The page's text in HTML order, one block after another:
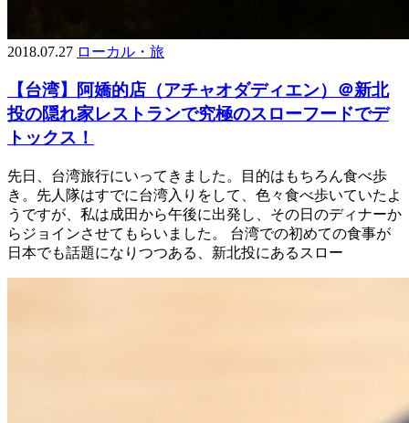
2018.07.27 ローカル・旅
【台湾】阿嬌的店（アチャオダディエン）＠新北
投の隠れ家レストランで究極のスローフードでデ
トックス！
先日、台湾旅行にいってきました。目的はもちろん食べ歩
き。先人隊はすでに台湾入りをして、色々食べ歩いていたよ
うですが、私は成田から午後に出発し、その日のディナーか
らジョインさせてもらいました。 台湾での初めての食事が
日本でも話題になりつつある、新北投にあるスロー